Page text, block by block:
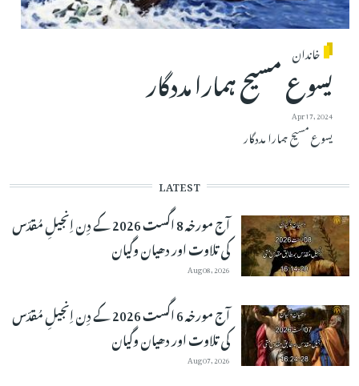
خاندان
یسوع مسیح ہمارا مددگار
Apr 17, 2024
یسوع مسیح ہمارا مددگار
LATEST
آج مورخہ 8 اگست 2026 کے دِن اِنجیلِ مُقدّس
کی تلاوت اور دھیان وگیان
Aug 08, 2026
آج مورخہ 6 اگست 2026 کے دِن اِنجیلِ مُقدّس
کی تلاوت اور دھیان وگیان
Aug 07, 2026